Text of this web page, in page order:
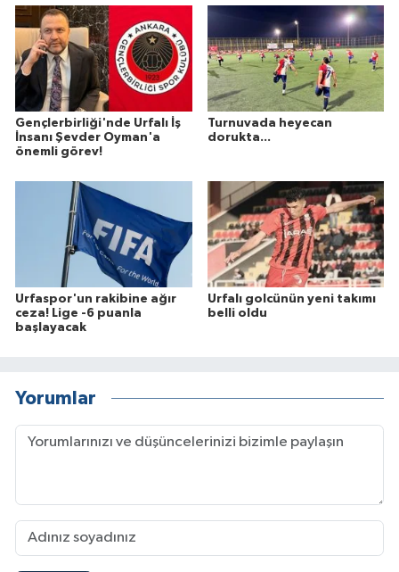
Gençlerbirliği'nde Urfalı İş
İnsanı Şevder Oyman'a
önemli görev!
Turnuvada heyecan
dorukta...
Urfaspor'un rakibine ağır
ceza! Lige -6 puanla
başlayacak
Urfalı golcünün yeni takımı
belli oldu
Yorumlar